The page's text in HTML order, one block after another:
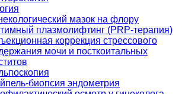
мазок на флору
плазмолифтинг (PRP-терапия)
коррекция стрессового
мочи и посткоитальных
биопсия эндометрия